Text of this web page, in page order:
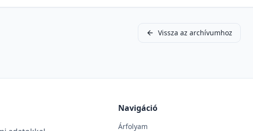
Vissza az archívumhoz
Navigáció
Árfolyam